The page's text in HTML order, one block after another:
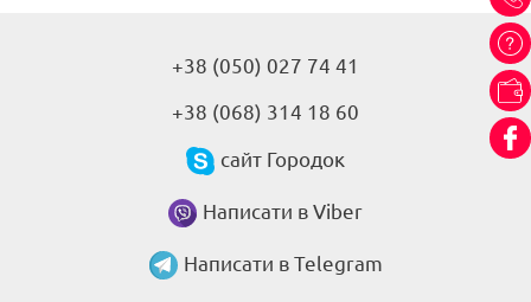
+38 (050) 027 74 41
+38 (068) 314 18 60
сайт Городок
Написати в Viber
Написати в Telegram